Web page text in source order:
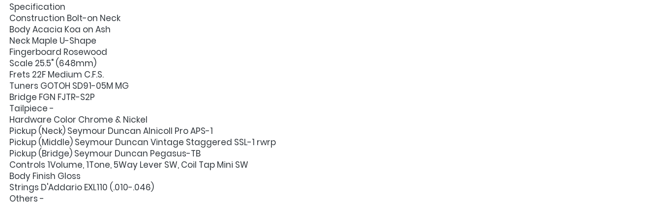
Specification
Construction Bolt-on Neck
Body Acacia Koa on Ash
Neck Maple U-Shape
Fingerboard Rosewood
Scale 25.5" (648mm)
Frets 22F Medium C.F.S.
Tuners GOTOH SD91-05M MG
Bridge FGN FJTR-S2P
Tailpiece -
Hardware Color Chrome & Nickel
Pickup (Neck) Seymour Duncan AlnicoII Pro APS-1
Pickup (Middle) Seymour Duncan Vintage Staggered SSL-1 rwrp
Pickup (Bridge) Seymour Duncan Pegasus-TB
Controls 1Volume, 1Tone, 5Way Lever SW, Coil Tap Mini SW
Body Finish Gloss
Strings D'Addario EXL110 (.010-.046)
Others -